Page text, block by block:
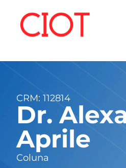
CRM: 112814
Dr.
Aprile
Coluna